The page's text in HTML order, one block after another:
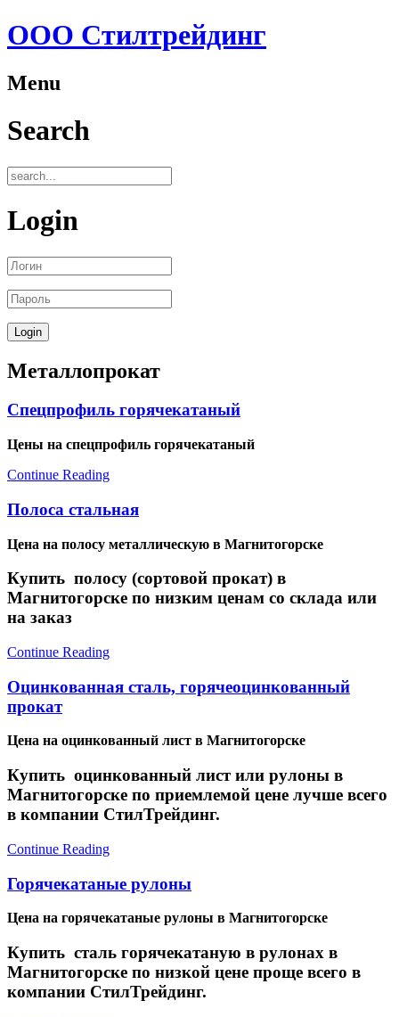
ООО Стилтрейдинг
Menu
Search
Login
Металлопрокат
Спецпрофиль горячекатаный
Цены на спецпрофиль горячекатаный
Continue Reading
Полоса стальная
Цена на полосу металлическую в Магнитогорске
Купить полосу (сортовой прокат) в
Магнитогорске по низким ценам со склада или
на заказ
Continue Reading
Оцинкованная сталь, горячеоцинкованный
прокат
Цена на оцинкованный лист в Магнитогорске
Купить оцинкованный лист или рулоны в
Магнитогорске по приемлемой цене лучше всего
в компании СтилТрейдинг.
Continue Reading
Горячекатаные рулоны
Цена на горячекатаные рулоны в Магнитогорске
Купить сталь горячекатаную в рулонах в
Магнитогорске по низкой цене проще всего в
компании СтилТрейдинг.